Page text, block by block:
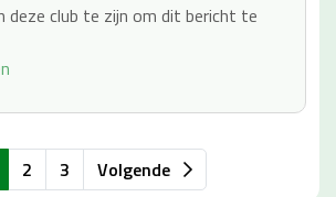
deze club te zijn om dit bericht te
2 3 Volgende